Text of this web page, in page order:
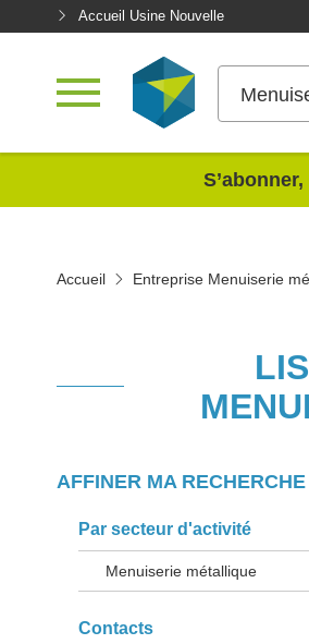
Accueil Usine Nouvelle
Accueil Entreprise Menuiserie
AFFINER MA RECHERCHE
Par secteur d'activité
Menuiserie métallique
Contacts